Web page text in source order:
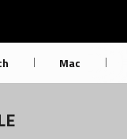
Mac